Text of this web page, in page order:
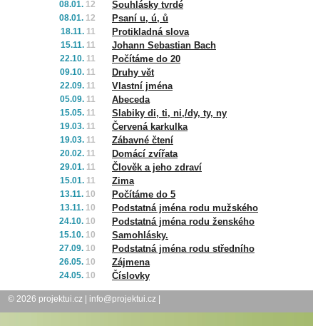
08.01. 12 Souhlásky tvrdé
08.01. 12 Psaní u, ú, ů
18.11. 11 Protikladná slova
15.11. 11 Johann Sebastian Bach
22.10. 11 Počítáme do 20
09.10. 11 Druhy vět
22.09. 11 Vlastní jména
05.09. 11 Abeceda
15.05. 11 Slabiky di, ti, ni,/dy, ty, ny
19.03. 11 Červená karkulka
19.03. 11 Zábavné čtení
20.02. 11 Domácí zvířata
29.01. 11 Člověk a jeho zdraví
15.01. 11 Zima
13.11. 10 Počítáme do 5
13.11. 10 Podstatná jména rodu mužského
24.10. 10 Podstatná jména rodu ženského
15.10. 10 Samohlásky.
27.09. 10 Podstatná jména rodu středního
26.05. 10 Zájmena
24.05. 10 Číslovky
© 2026 projektui.cz info@projektui.cz